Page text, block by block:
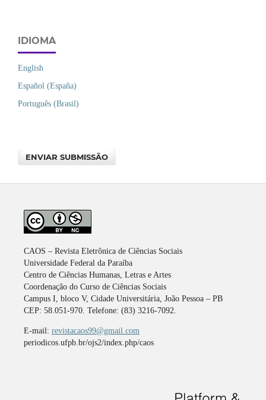
IDIOMA
English
Español (España)
Português (Brasil)
ENVIAR SUBMISSÃO
CAOS – Revista Eletrônica de Ciências Sociais
Universidade Federal da Paraíba
Centro de Ciências Humanas, Letras e Artes
Coordenação do Curso de Ciências Sociais
Campus I, bloco V, Cidade Universitária, João Pessoa – PB
CEP: 58.051-970. Telefone: (83) 3216-7092.
E-mail: revistacaos99@gmail.com
periodicos.ufpb.br/ojs2/index.php/caos